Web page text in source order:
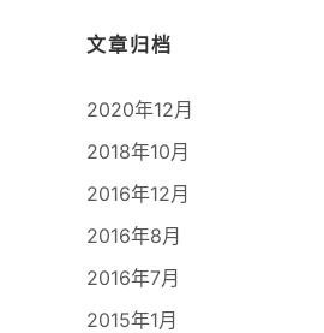
文章归档
2020年12月
2018年10月
2016年12月
2016年8月
2016年7月
2015年1月